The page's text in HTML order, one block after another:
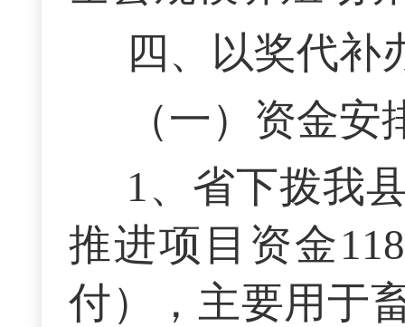
四、以奖代补
（一）资金安
1、省下拨我
推进项目资金
付），主要用于